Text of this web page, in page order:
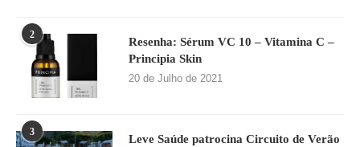
2
Resenha: Sérum VC 10 – Vitamina C –
Principia Skin
20 de Julho de 2021
3
Leve Saúde patrocina Circuito de Verão